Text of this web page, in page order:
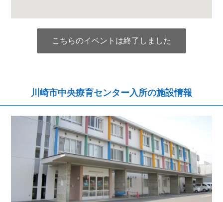
こちらのイベントは終了しました
川崎市中央療育センター入所の施設情報